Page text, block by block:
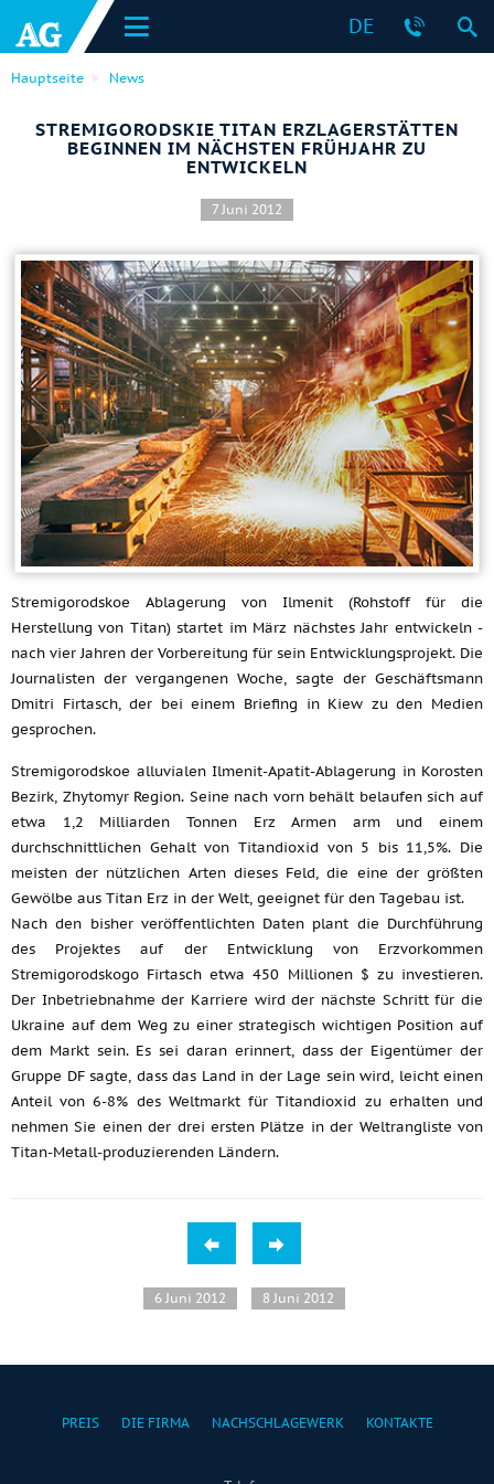
DE
Hauptseite News
STREMIGORODSKIE TITAN ERZLAGERSTÄTTEN
BEGINNEN IM NÄCHSTEN FRÜHJAHR ZU
ENTWICKELN
7 Juni 2012
Stremigorodskoe Ablagerung von Ilmenit (Rohstoff für die
Herstellung von Titan) startet im März nächstes Jahr entwickeln -
nach vier Jahren der Vorbereitung für sein Entwicklungsprojekt. Die
Journalisten der vergangenen Woche, sagte der Geschäftsmann
Dmitri Firtasch, der bei einem Briefing in Kiew zu den Medien
gesprochen.
Stremigorodskoe alluvialen Ilmenit-Apatit-Ablagerung in Korosten
Bezirk, Zhytomyr Region. Seine nach vorn behält belaufen sich auf
etwa 1,2 Milliarden Tonnen Erz Armen arm und einem
durchschnittlichen Gehalt von Titandioxid von 5 bis 11,5%. Die
meisten der nützlichen Arten dieses Feld, die eine der größten
Gewölbe aus Titan Erz in der Welt, geeignet für den Tagebau ist.
Nach den bisher veröffentlichten Daten plant die Durchführung
des Projektes auf der Entwicklung von Erzvorkommen
Stremigorodskogo Firtasch etwa 450 Millionen $ zu investieren.
Der Inbetriebnahme der Karriere wird der nächste Schritt für die
Ukraine auf dem Weg zu einer strategisch wichtigen Position auf
dem Markt sein. Es sei daran erinnert, dass der Eigentümer der
Gruppe DF sagte, dass das Land in der Lage sein wird, leicht einen
Anteil von 6-8% des Weltmarkt für Titandioxid zu erhalten und
nehmen Sie einen der drei ersten Plätze in der Weltrangliste von
Titan-Metall-produzierenden Ländern.
6 Juni 2012 8 Juni 2012
PREIS DIE FIRMA NACHSCHLAGEWERK KONTAKTE